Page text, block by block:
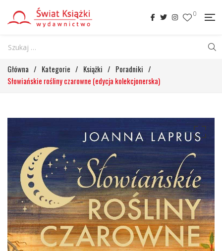
0
Główna / Kategorie / Książki / Poradniki /
Słowiańskie rośliny czarowne (edycja kolekcjonerska)